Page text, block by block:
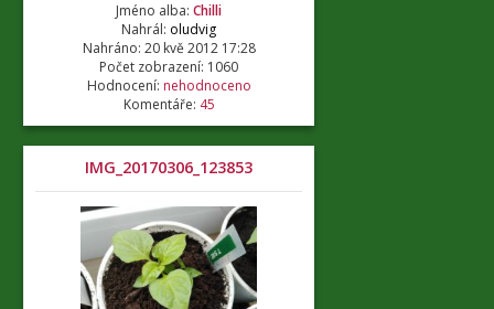
Jméno alba: Chilli
Nahrál: oludvig
Nahráno: 20 kvě 2012 17:28
Počet zobrazení: 1060
Hodnocení: nehodnoceno
Komentáře: 45
IMG_20170306_123853